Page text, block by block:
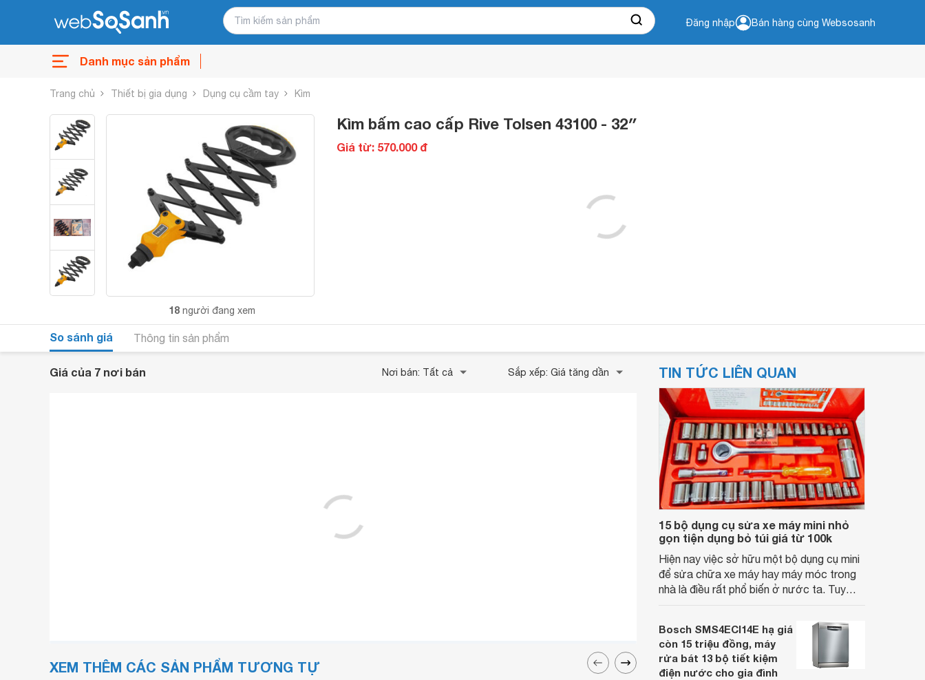
Đăng nhập Bán hàng cùng Websosanh
Danh mục sản phẩm
Trang chủ Thiết bị gia dụng Dụng cụ cầm tay Kìm
18 người đang xem
Kìm bấm cao cấp Rive Tolsen 43100 - 32″
Giá từ: 570.000 đ
So sánh giá Thông tin sản phẩm
Giá của 7 nơi bán Nơi bán: Tất cả Sắp xếp: Giá tăng dần
XEM THÊM CÁC SẢN PHẨM TƯƠNG TỰ
TIN TỨC LIÊN QUAN
15 bộ dụng cụ sửa xe máy mini nhỏ
gọn tiện dụng bỏ túi giá từ 100k
Hiện nay việc sở hữu một bộ dụng cụ mini
để sửa chữa xe máy hay máy móc trong
nhà là điều rất phổ biến ở nước ta. Tuy
phù hợp với nhu cầu sử dụng của bạn
nhất? Khám phá ngay 15 sản phẩm sau
đây.
Bosch SMS4ECI14E hạ giá
còn 15 triệu đồng, máy
rửa bát 13 bộ tiết kiệm
điện nước cho gia đình